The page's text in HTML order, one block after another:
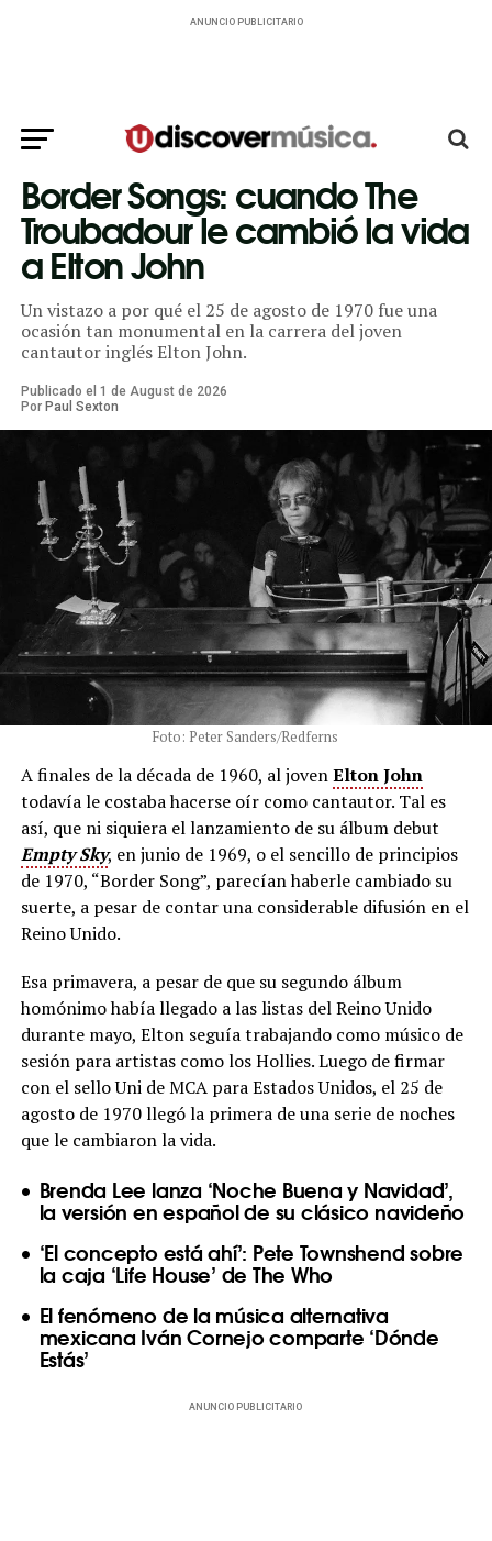
ANUNCIO PUBLICITARIO
Border Songs: cuando The
Troubadour le cambió la vida
a Elton John
Un vistazo a por qué el 25 de agosto de 1970 fue una
ocasión tan monumental en la carrera del joven
cantautor inglés Elton John.
Publicado el 1 de August de 2026
Por Paul Sexton
Foto: Peter Sanders/Redferns
A finales de la década de 1960, al jovenElton John
todavía le costaba hacerse oír como cantautor. Tal es
así, que ni siquiera el lanzamiento de su álbum debut
Empty Sky, en junio de 1969, o el sencillo de principios
de 1970, “Border Song”, parecían haberle cambiado su
suerte, a pesar de contar una considerable difusión en el
Reino Unido.
Esa primavera, a pesar de que su segundo álbum
homónimo había llegado a las listas del Reino Unido
durante mayo, Elton seguía trabajando como músico de
sesión para artistas como los Hollies. Luego de firmar
con el sello Uni de MCA para Estados Unidos, el 25 de
agosto de 1970 llegó la primera de una serie de noches
que le cambiaron la vida.
Brenda Lee lanza ‘Noche Buena y Navidad’,
la versión en español de su clásico navideño
‘El concepto está ahí’: Pete Townshend sobre
la caja ‘Life House’ de The Who
El fenómeno de la música alternativa
mexicana Iván Cornejo comparte ‘Dónde
Estás’
ANUNCIO PUBLICITARIO